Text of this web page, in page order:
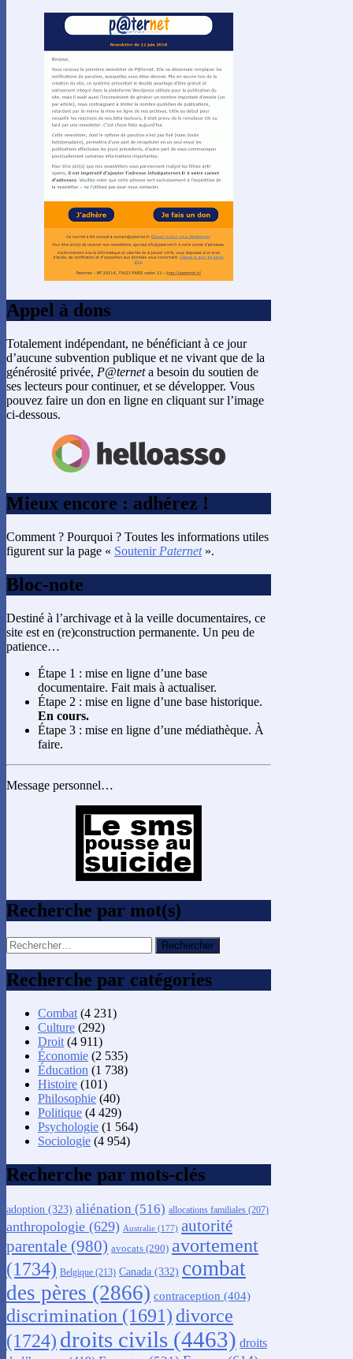
Appel à dons
Totalement indépendant, ne bénéficiant à ce jour
d’aucune subvention publique et ne vivant que de la
générosité privée, P@terneta besoin du soutien de
ses lecteurs pour continuer, et se développer. Vous
pouvez faire un don en ligne en cliquant sur l’image
ci-dessous.
Mieux encore : adhérez !
Comment ? Pourquoi ? Toutes les informations utiles
figurent sur la page « Soutenir Paternet».
Bloc-note
Destiné à l’archivage et à la veille documentaires, ce
site est en (re)construction permanente. Un peu de
patience…
Étape 1 : mise en ligne d’une base
documentaire. Fait mais à actualiser.
Étape 2 : mise en ligne d’une base historique.
En cours.
Étape 3 : mise en ligne d’une médiathèque. À
faire.
Message personnel…
Recherche par mot(s)
Rechercher :
Recherche par catégories
Combat (4 231)
Culture (292)
Droit (4 911)
Économie (2 535)
Éducation (1 738)
Histoire (101)
Philosophie (40)
Politique (4 429)
Psychologie (1 564)
Sociologie (4 954)
Recherche par mots-clés
adoption (323) aliénation (516) allocations familiales (207)
anthropologie (629) Australie (177) autorité
parentale (980) avocats (290) avortement
(1734) Belgique (213) Canada (332) combat
des pères (2866) contraception (404)
discrimination (1691) divorce
(1724) droits civils (4463) droits